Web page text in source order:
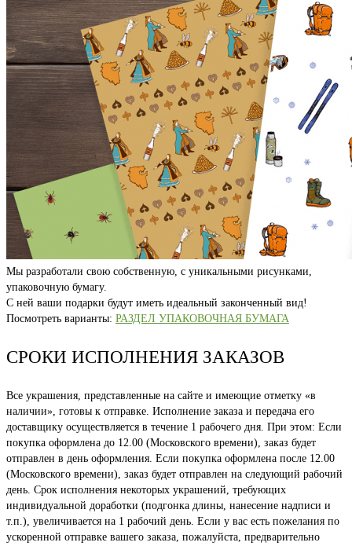
Мы разработали свою собственную, с уникальными рисунками,
упаковочную бумагу.
С ней ваши подарки будут иметь идеальный законченный вид!
Посмотреть варианты: РАЗДЕЛ УПАКОВОЧНАЯ БУМАГА
СРОКИ ИСПОЛНЕНИЯ ЗАКАЗОВ
Все украшения, представленные на сайте и имеющие отметку «в
наличии», готовы к отправке. Исполнение заказа и передача его
доставщику осуществляется в течение 1 рабочего дня. При этом: Если
покупка оформлена до 12.00 (Московского времени), заказ будет
отправлен в день оформления. Если покупка оформлена после 12.00
(Московского времени), заказ будет отправлен на следующий рабочий
день. Срок исполнения некоторых украшений, требующих
индивидуальной доработки (подгонка длины, нанесение надписи и
т.п.), увеличивается на 1 рабочий день. Если у вас есть пожелания по
ускоренной отправке вашего заказа, пожалуйста, предварительно